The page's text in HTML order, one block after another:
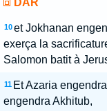
DAR
10 et Jokhanan
exerça la
Salomon batit à
11 Et Azaria
engendra Akhitub,